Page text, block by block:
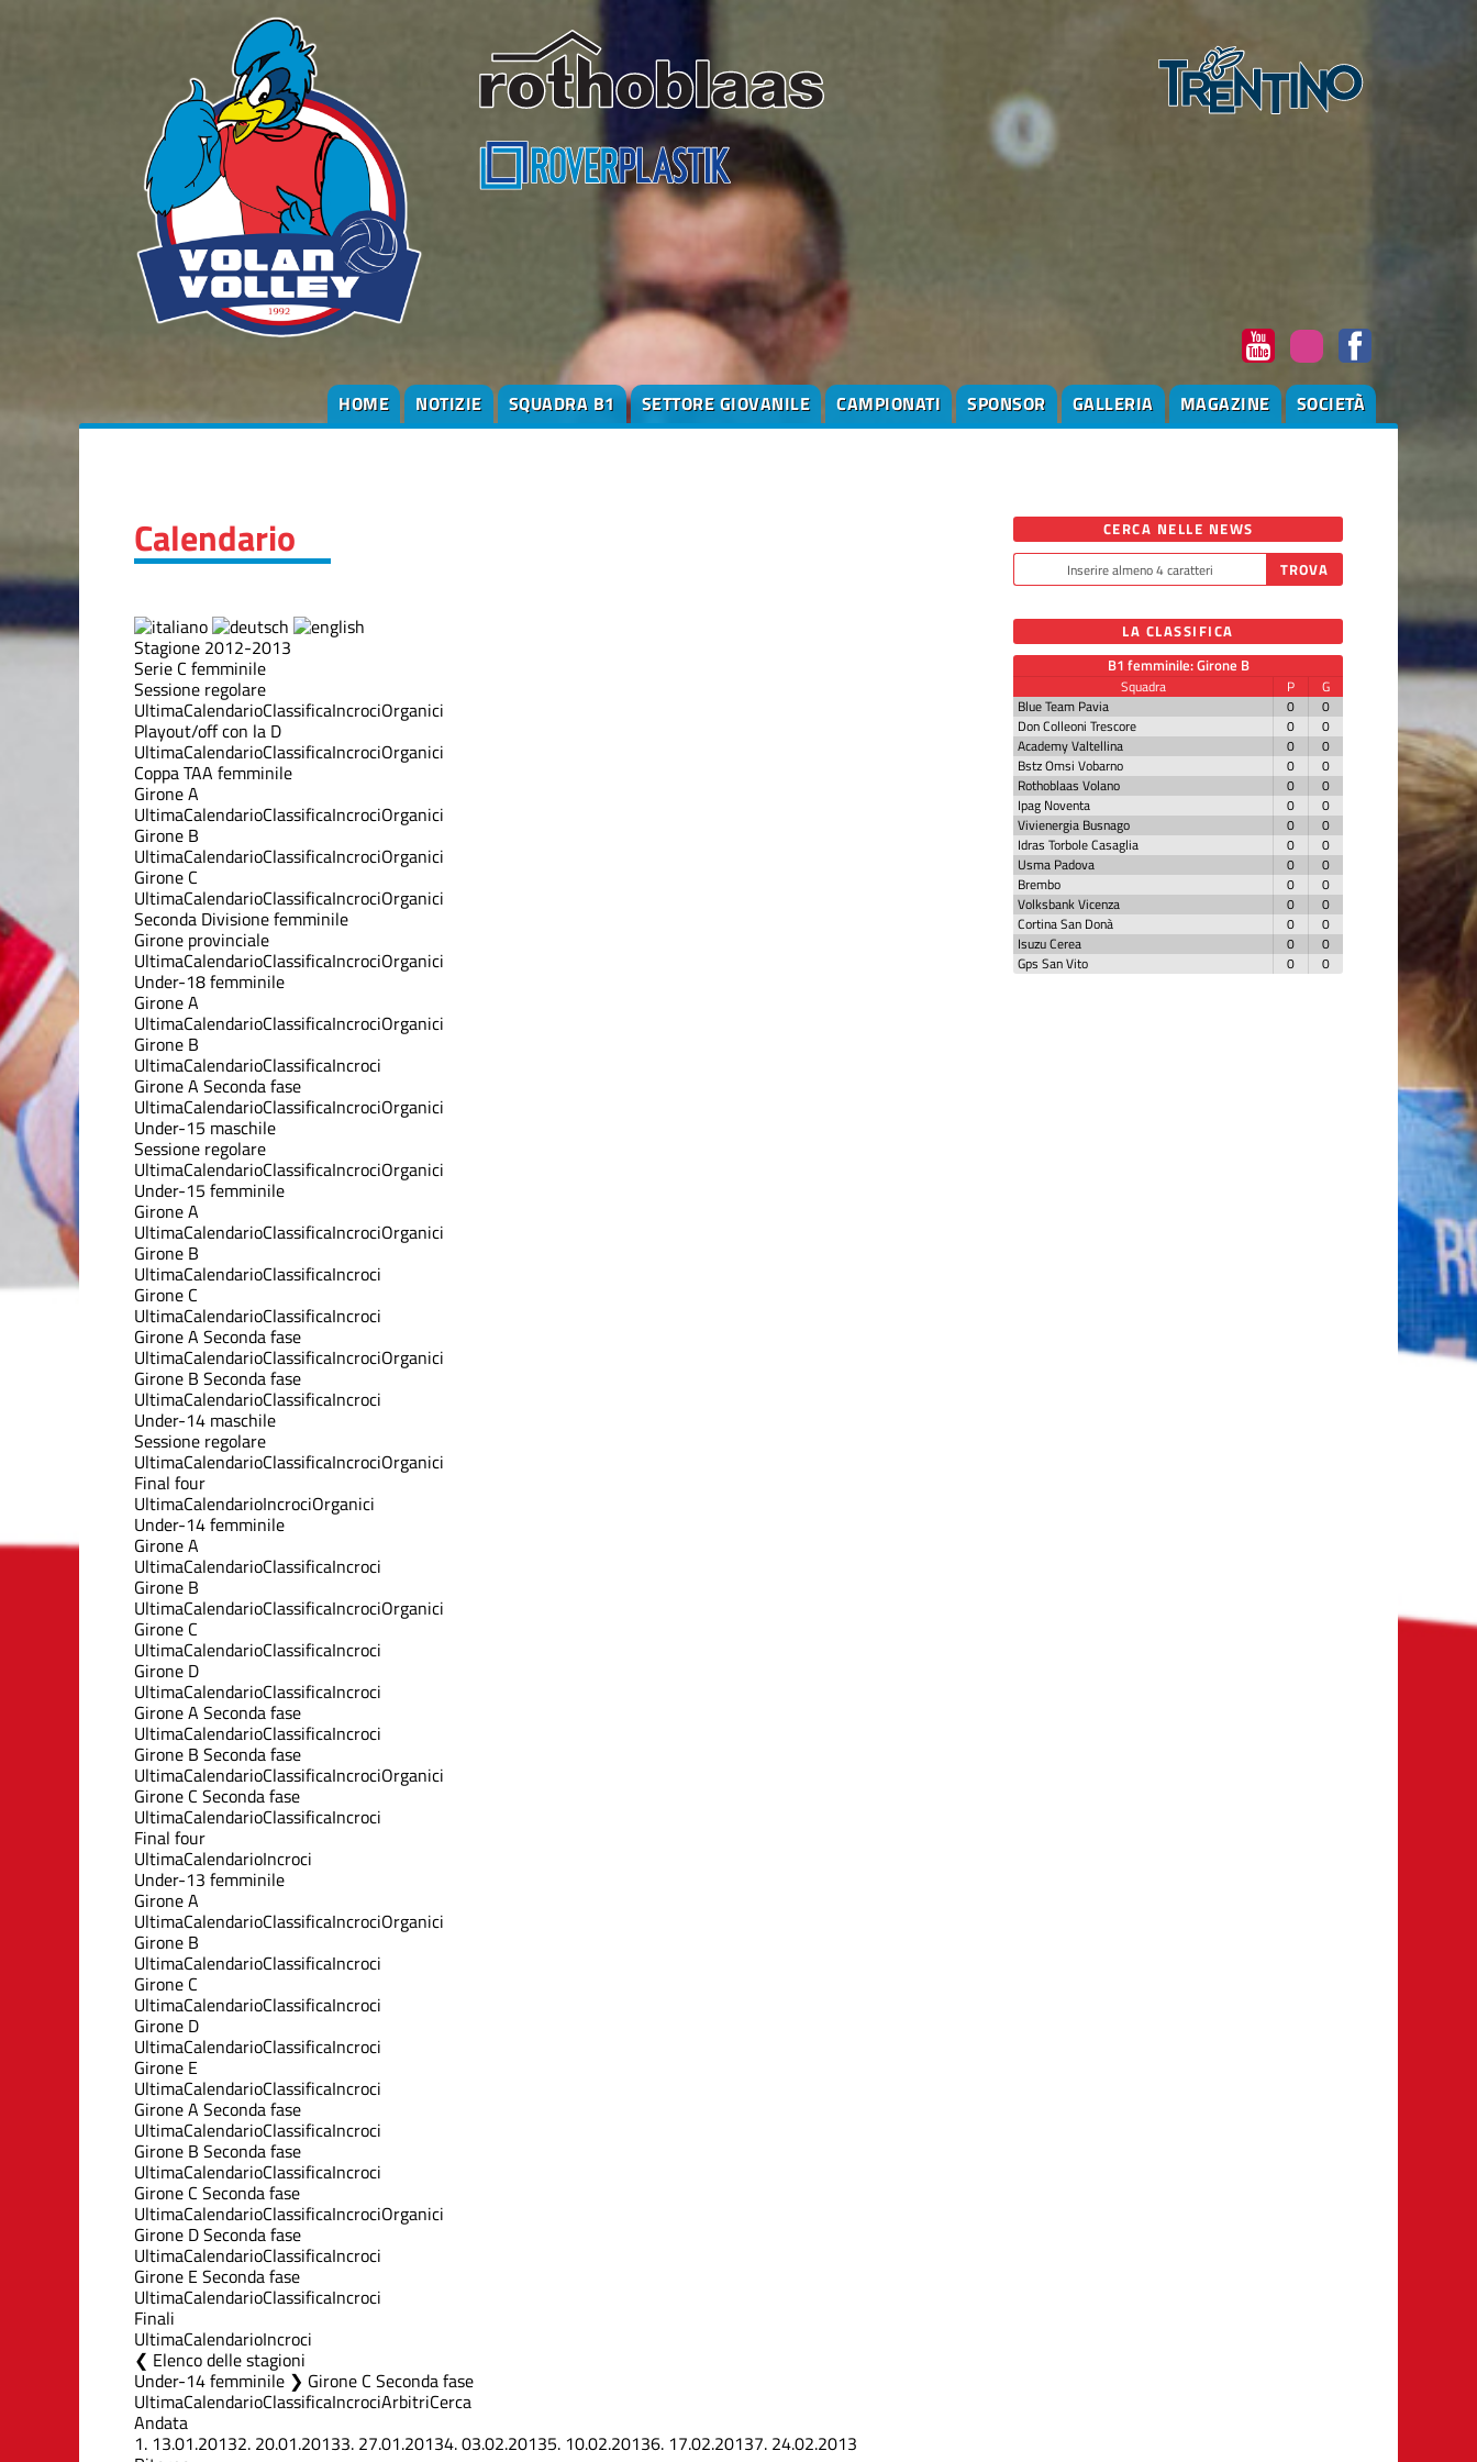
HOME NOTIZIE SQUADRA B1 SETTORE GIOVANILE CAMPIONATI SPONSOR GALLERIA MAGAZINE SOCIETÀ
Calendario
Stagione 2012-2013
Serie C femminile
Sessione regolare
UltimaCalendarioClassificaIncrociOrganici
Playout/off con la D
UltimaCalendarioClassificaIncrociOrganici
Coppa TAA femminile
Girone A
UltimaCalendarioClassificaIncrociOrganici
Girone B
UltimaCalendarioClassificaIncrociOrganici
Girone C
UltimaCalendarioClassificaIncrociOrganici
Seconda Divisione femminile
Girone provinciale
UltimaCalendarioClassificaIncrociOrganici
Under-18 femminile
Girone A
UltimaCalendarioClassificaIncrociOrganici
Girone B
UltimaCalendarioClassificaIncroci
Girone A Seconda fase
UltimaCalendarioClassificaIncrociOrganici
Under-15 maschile
Sessione regolare
UltimaCalendarioClassificaIncrociOrganici
Under-15 femminile
Girone A
UltimaCalendarioClassificaIncrociOrganici
Girone B
UltimaCalendarioClassificaIncroci
Girone C
UltimaCalendarioClassificaIncroci
Girone A Seconda fase
UltimaCalendarioClassificaIncrociOrganici
Girone B Seconda fase
UltimaCalendarioClassificaIncroci
Under-14 maschile
Sessione regolare
UltimaCalendarioClassificaIncrociOrganici
Final four
UltimaCalendarioIncrociOrganici
Under-14 femminile
Girone A
UltimaCalendarioClassificaIncroci
Girone B
UltimaCalendarioClassificaIncrociOrganici
Girone C
UltimaCalendarioClassificaIncroci
Girone D
UltimaCalendarioClassificaIncroci
Girone A Seconda fase
UltimaCalendarioClassificaIncroci
Girone B Seconda fase
UltimaCalendarioClassificaIncrociOrganici
Girone C Seconda fase
UltimaCalendarioClassificaIncroci
Final four
UltimaCalendarioIncroci
Under-13 femminile
Girone A
UltimaCalendarioClassificaIncrociOrganici
Girone B
UltimaCalendarioClassificaIncroci
Girone C
UltimaCalendarioClassificaIncroci
Girone D
UltimaCalendarioClassificaIncroci
Girone E
UltimaCalendarioClassificaIncroci
Girone A Seconda fase
UltimaCalendarioClassificaIncroci
Girone B Seconda fase
UltimaCalendarioClassificaIncroci
Girone C Seconda fase
UltimaCalendarioClassificaIncrociOrganici
Girone D Seconda fase
UltimaCalendarioClassificaIncroci
Girone E Seconda fase
UltimaCalendarioClassificaIncroci
Finali
UltimaCalendarioIncroci
Elenco delle stagioni
Under-14 femminile ❯ Girone C Seconda fase
UltimaCalendarioClassificaIncrociArbitriCerca
Andata
1. 13.01.20132. 20.01.20133. 27.01.20134.03.02.20135. 10.02.20136. 17.02.20137. 24.02.2013
CERCA NELLE NEWS
LA CLASSIFICA
B1 femminile: Girone B
Squadra P
G
Blue Team Pavia
0
0
Don Colleoni Trescore
0
0
Academy Valtellina
0
0
Bstz Omsi Vobarno
0
0
Rothoblaas Volano
0
0
Ipag Noventa
0
0
Vivienergia Busnago
0
0
Idras Torbole Casaglia
0
0
Usma Padova
0
0
Brembo
0
0
Volksbank Vicenza
0
0
Cortina San Donà
0
0
Isuzu Cerea
0
0
Gps San Vito
0 0